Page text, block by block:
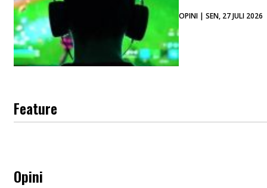
OPINI | SEN, 27 JULI 2026
Feature
Opini